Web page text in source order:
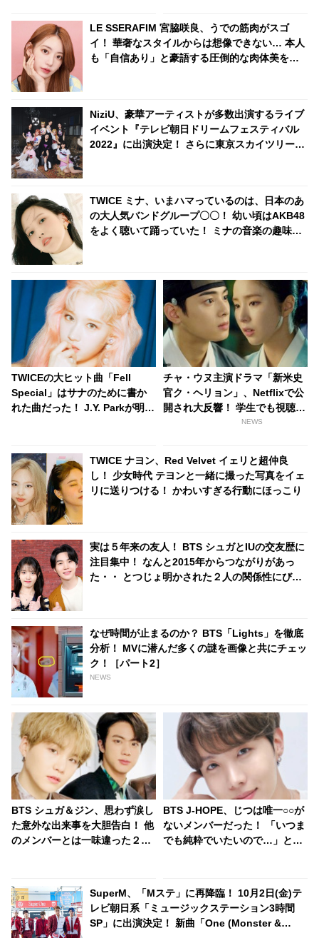
LE SSERAFIM 宮脇咲良、うでの筋肉がスゴ
イ！ 華奢なスタイルからは想像できない… 本人
も「自信あり」と豪語する圧倒的な肉体美を披
NiziU、豪華アーティストが多数出演するライブ
イベント『テレビ朝日ドリームフェスティバル
2022』に出演決定！ さらに東京スカイツリーに
TWICE ミナ、いまハマっているのは、日本のあ
の大人気バンドグループ〇〇！ 幼い頃はAKB48
をよく聴いて踊っていた！ ミナの音楽の趣味が
TWICEの大ヒット曲「Fell
Special」はサナのために書か
れた曲だった！ J.Y. Parkが明か
ちの友情に敬意を表す
チャ・ウヌ主演ドラマ「新米史
官ク・ヘリョン」、Netflixで公
開され大反響！ 学生でも視聴し
やすいライトなロマンス時代劇
NEWS
TWICE ナヨン、Red Velvet イェリと超仲良
し！ 少女時代 テヨンと一緒に撮った写真をイェ
リに送りつける！ かわいすぎる行動にほっこり
実は５年来の友人！ BTS シュガとIUの交友歴に
注目集中！ なんと2015年からつながりがあっ
た・・ とつじょ明かされた２人の関係性にびっ
なぜ時間が止まるのか？ BTS「Lights」を徹底
分析！ MVに潜んだ多くの謎を画像と共にチェッ
ク！［パート2］
NEWS
BTS シュガ＆ジン、思わず涙し
た意外な出来事を大胆告白！ 他
のメンバーとは一味違った２人
ピッタリな回答にほっこり
BTS J-HOPE、じつは唯一○○が
ないメンバーだった！ 「いつま
でも純粋でいたいので…」とい
えたかわいすぎるやりとりにフ
ァン爆笑
SuperM、「Mステ」に再降臨！ 10月2日(金)テ
レビ朝日系「ミュージックステーション3時間
SP」に出演決定！ 新曲「One (Monster &